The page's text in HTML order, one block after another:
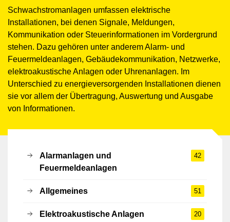
Schwachstromanlagen umfassen elektrische
Installationen, bei denen Signale, Meldungen,
Kommunikation oder Steuerinformationen im Vordergrund
stehen. Dazu gehören unter anderem Alarm- und
Feuermeldeanlagen, Gebäudekommunikation, Netzwerke,
elektroakustische Anlagen oder Uhrenanlagen. Im
Unterschied zu energieversorgenden Installationen dienen
sie vor allem der Übertragung, Auswertung und Ausgabe
von Informationen.
Alarmanlagen und
Feuermeldeanlagen
42
Allgemeines 51
Elektroakustische Anlagen 20